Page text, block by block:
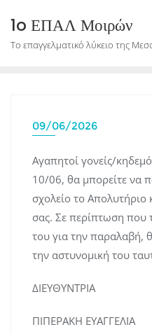
content
1o ΕΠΑΛ Μοιρών
Το επαγγελματικό λύκειο της
09/06/2026
Αγαπητοί γονείς/
10/06, θα μπορείτε να
σχολείο το Απολυτήριο
σας. Σε περίπτωση που
του για την παραλαβή,
την αστυνομική του
ΔΙΕΥΘΥΝΤΡΙΑ
ΠΙΠΕΡΑΚΗ ΕΥΑΓΓΕΛΙΑ